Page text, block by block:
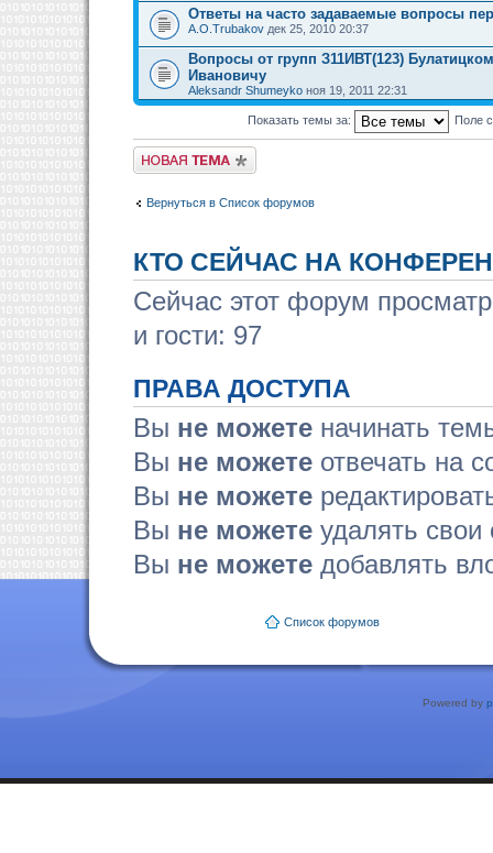
Ответы на часто задаваемые вопросы
A.O.Trubakov дек 25, 2010 20:37
Вопросы от групп З11ИВТ(123)
Ивановичу
Aleksandr Shumeyko ноя 19, 2011 22:31
Показать темы за: Поле
Новая тема
Вернуться в Список форумов
КТО СЕЙЧАС НА
Сейчас этот форум
и гости: 97
ПРАВА ДОСТУПА
Вы не можете начинать
Вы не можете отвечать на
Вы не можете
Вы не можете удалять
Вы не можете добавлять
Список форумов
Powered by